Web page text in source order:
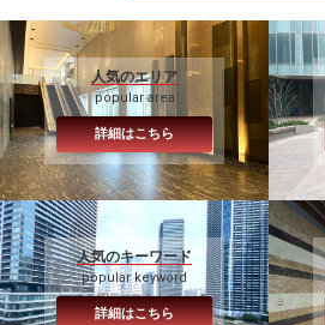
人気のエリア
popular area
詳細はこちら
人気のキーワード
popular keyword
詳細はこちら